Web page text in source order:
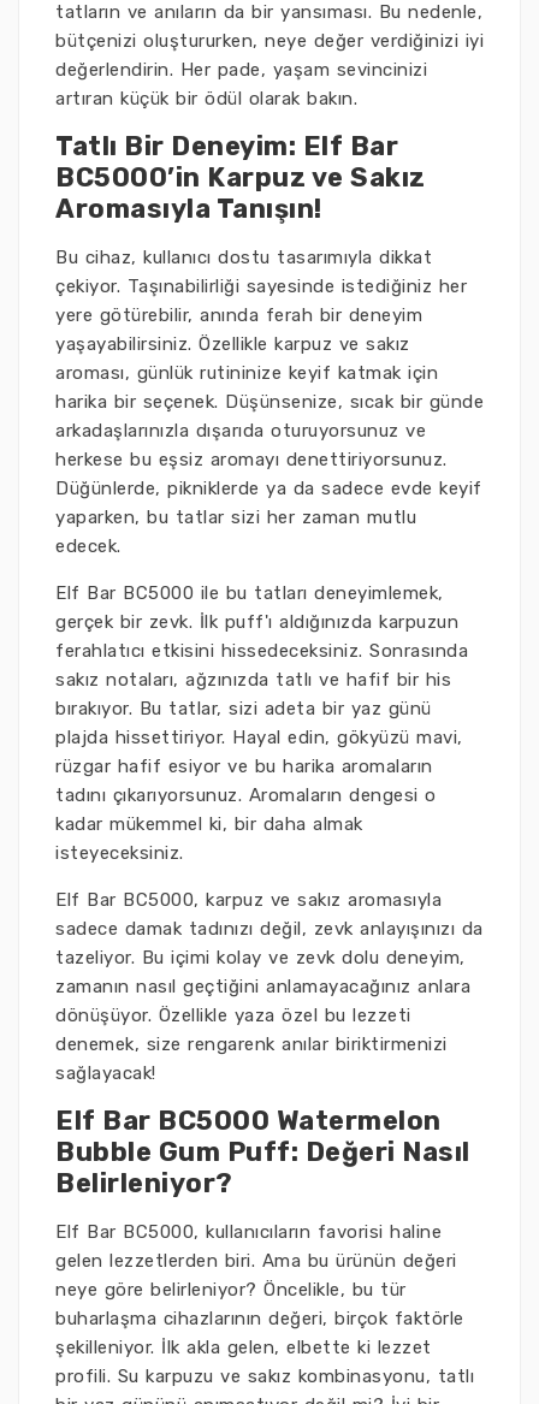
tatların ve anıların da bir yansıması. Bu nedenle,
bütçenizi oluştururken, neye değer verdiğinizi iyi
değerlendirin. Her pade, yaşam sevincinizi
artıran küçük bir ödül olarak bakın.
Tatlı Bir Deneyim: Elf Bar
BC5000’in Karpuz ve Sakız
Aromasıyla Tanışın!
Bu cihaz, kullanıcı dostu tasarımıyla dikkat
çekiyor. Taşınabilirliği sayesinde istediğiniz her
yere götürebilir, anında ferah bir deneyim
yaşayabilirsiniz. Özellikle karpuz ve sakız
aroması, günlük rutininize keyif katmak için
harika bir seçenek. Düşünsenize, sıcak bir günde
arkadaşlarınızla dışarıda oturuyorsunuz ve
herkese bu eşsiz aromayı denettiriyorsunuz.
Düğünlerde, pikniklerde ya da sadece evde keyif
yaparken, bu tatlar sizi her zaman mutlu
edecek.
Elf Bar BC5000 ile bu tatları deneyimlemek,
gerçek bir zevk. İlk puff'ı aldığınızda karpuzun
ferahlatıcı etkisini hissedeceksiniz. Sonrasında
sakız notaları, ağzınızda tatlı ve hafif bir his
bırakıyor. Bu tatlar, sizi adeta bir yaz günü
plajda hissettiriyor. Hayal edin, gökyüzü mavi,
rüzgar hafif esiyor ve bu harika aromaların
tadını çıkarıyorsunuz. Aromaların dengesi o
kadar mükemmel ki, bir daha almak
isteyeceksiniz.
Elf Bar BC5000, karpuz ve sakız aromasıyla
sadece damak tadınızı değil, zevk anlayışınızı da
tazeliyor. Bu içimi kolay ve zevk dolu deneyim,
zamanın nasıl geçtiğini anlamayacağınız anlara
dönüşüyor. Özellikle yaza özel bu lezzeti
denemek, size rengarenk anılar biriktirmenizi
sağlayacak!
Elf Bar BC5000 Watermelon
Bubble Gum Puff: Değeri Nasıl
Belirleniyor?
Elf Bar BC5000, kullanıcıların favorisi haline
gelen lezzetlerden biri. Ama bu ürünün değeri
neye göre belirleniyor? Öncelikle, bu tür
buharlaşma cihazlarının değeri, birçok faktörle
şekilleniyor. İlk akla gelen, elbette ki lezzet
profili. Su karpuzu ve sakız kombinasyonu, tatlı